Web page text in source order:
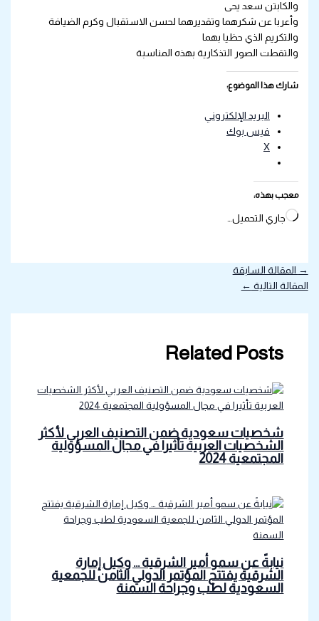
والكابتن سعد يحى
وأعربا عن شكرهما وتقديرهما لحسن الاستقبال وكرم الضيافة
والتكريم الذي حظيا بهما
والتقطت الصور التذكارية بهذه المناسبة
شارك هذا الموضوع:
البريد الإلكتروني
فيس بوك
X
معجب بهذه:
جاري التحميل…
→ المقالة السابقة
المقالة التالية ←
Related Posts
شخصيات سعودية ضمن التصنيف العربي لأكثر
الشخصيات العربية تأثيرا في مجال المسؤولية
المجتمعية 2024
نيابةً عن سمو أمير الشرقية … وكيل إمارة
الشرقية يفتتح المؤتمر الدولي الثامن للجمعية
السعودية لطب وجراحة السمنة